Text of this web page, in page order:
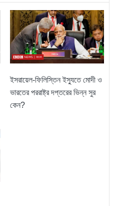
ইসরায়েল-ফিলিস্তিন ইস্যুতে মোদী ও
ভারতের পররাষ্ট্র দপ্তরের ভিন্ন সুর
কেন?